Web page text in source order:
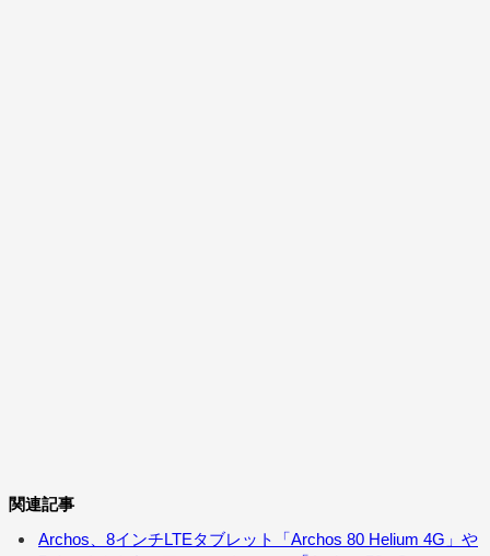
関連記事
Archos、8インチLTEタブレット「Archos 80 Helium 4G」や